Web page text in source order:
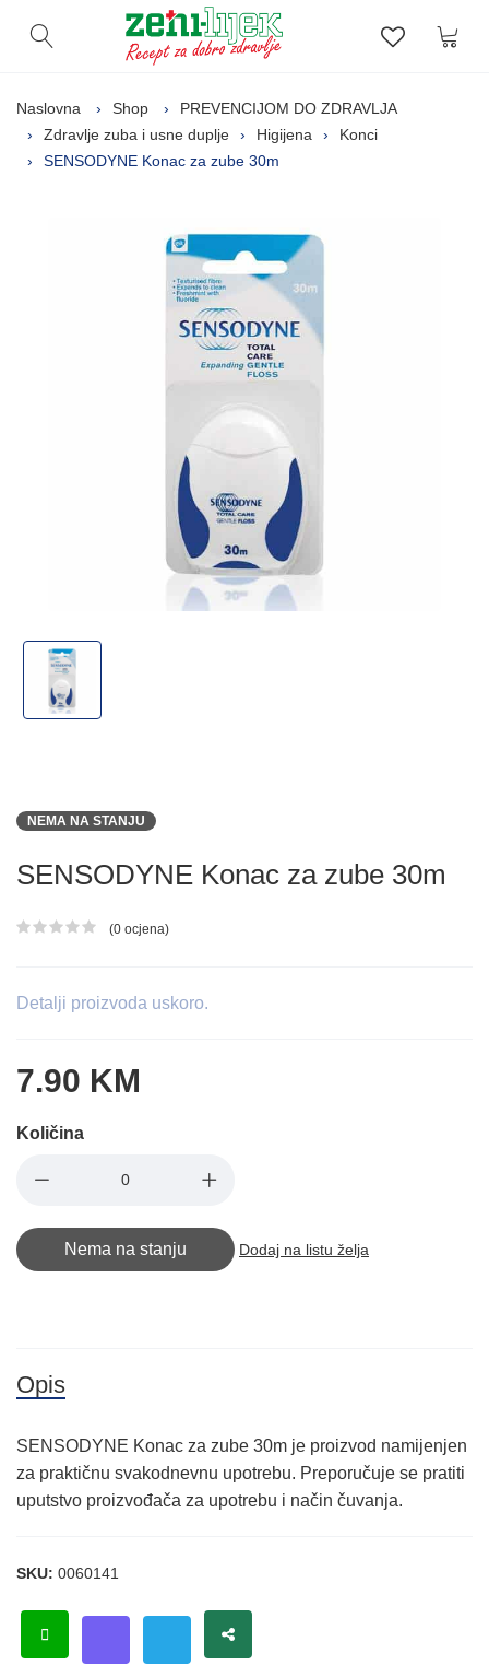
Otvori pretragu Lista
Naslovna Shop
PREVENCIJOM DO ZDRAVLJA
Zdravlje zuba i usne duplje
Higijena
Konci
SENSODYNE Konac za zube 30m
NEMA NA STANJU
SENSODYNE Konac za zube 30m
Ocjena proizvoda
(0 ocjena)
Detalji proizvoda uskoro.
7.90 KM
Količina
Nema na stanju Dodaj na listu želja
Opis
SENSODYNE Konac za zube 30m je proizvod namijenjen
za praktičnu svakodnevnu upotrebu. Preporučuje se pratiti
uputstvo proizvođača za upotrebu i način čuvanja.
SKU: 0060141